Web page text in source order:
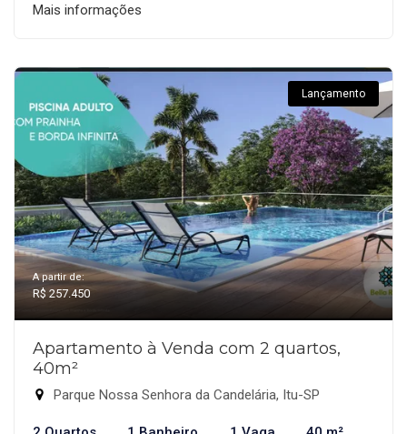
Mais informações
Lançamento
A partir de:
R$ 257.450
Apartamento à Venda com 2 quartos,
40m²
Parque Nossa Senhora da Candelária, Itu-SP